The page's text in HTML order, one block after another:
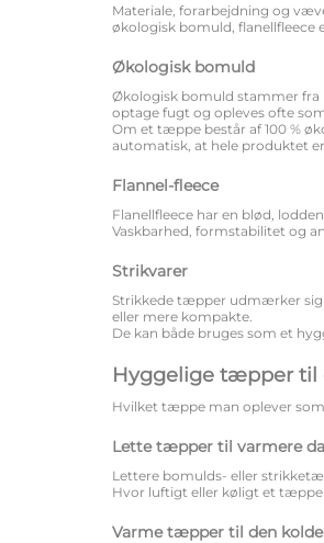
Materiale, forarbejdning og
økologisk bomuld, flanellfleece
Økologisk bomuld
Økologisk bomuld stammer fra
optage fugt og opleves ofte
Om et tæppe består af 100 %
automatisk, at hele produktet
Flannel-fleece
Flanellfleece har en blød,
Vaskbarhed, formstabilitet og
Strikvarer
Strikkede tæpper udmærker sig
eller mere kompakte.
De kan både bruges som et
Hyggelige tæpper til
Hvilket tæppe man oplever
Lette tæpper til varmere
Lettere bomulds- eller
Hvor luftigt eller køligt et
Varme tæpper til den